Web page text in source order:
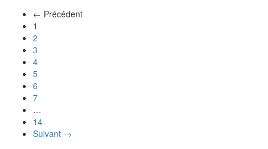
← Précédent
1
2
3
4
5
6
7
…
14
Suivant →